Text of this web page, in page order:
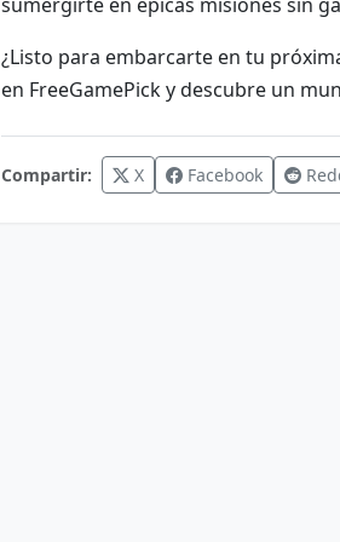
¿Listo para embarcarte en tu
en FreeGamePick y descubre un
Compartir: X Facebook